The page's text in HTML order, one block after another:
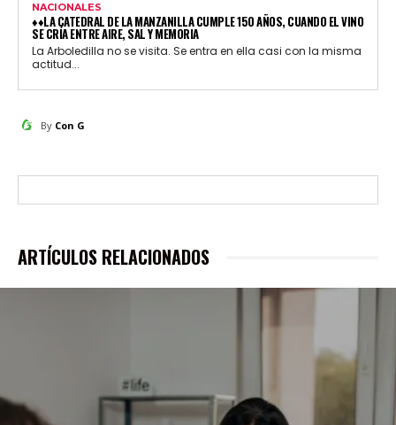
NACIONALES
♦♦LA CATEDRAL DE LA MANZANILLA CUMPLE 150 AÑOS, CUANDO EL VINO
SE CRÍA ENTRE AIRE, SAL Y MEMORIA
La Arboledilla no se visita. Se entra en ella casi con la misma
actitud...
By Con G
ARTÍCULOS RELACIONADOS